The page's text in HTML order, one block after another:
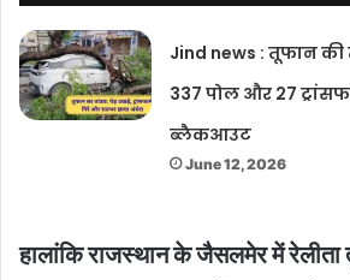
Jind news : तूफान की
337 पोल और 27
ब्लैकआउट
June 12, 2026
हालांकि राजस्थान के जैसलमेर में रेलीता